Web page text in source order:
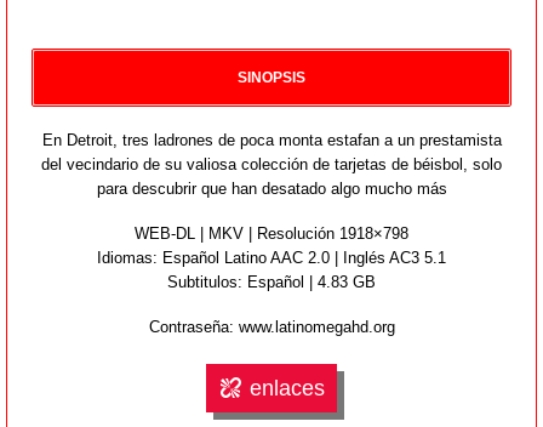
SINOPSIS
En Detroit, tres ladrones de poca monta estafan a un prestamista
del vecindario de su valiosa colección de tarjetas de béisbol, solo
para descubrir que han desatado algo mucho más
WEB-DL | MKV | Resolución 1918×798
Idiomas: Español Latino AAC 2.0 | Inglés AC3 5.1
Subtitulos: Español | 4.83 GB
Contraseña: www.latinomegahd.org
enlaces